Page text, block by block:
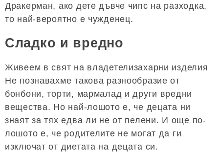
Дракерман, ако дете дъвче чипс на разходка,
то най-вероятно е чужденец.
Сладко и вредно
Живеем в свят на владетелизахарни изделия
Не познавахме такова разнообразие от
бонбони, торти, мармалад и други вредни
вещества. Но най-лошото е, че децата ни
знаят за тях едва ли не от пелени. И още по-
лошото е, че родителите не могат да ги
изключат от диетата на децата си.